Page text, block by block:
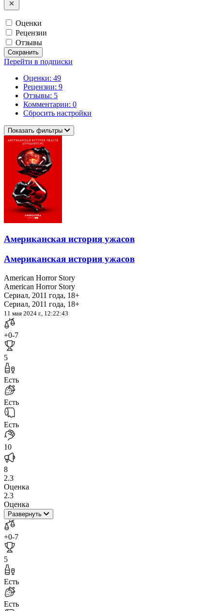
Оценки
Рецензии
Отзывы
Сохранить
Перейти в подписки
Оценки: 49
Рецензии: 9
Отзывы: 5
Комментарии: 0
Сбросить настройки
Показать фильтры
Американская история ужасов
Американская история ужасов
American Horror Story
American Horror Story
Сериал, 2011 года, 18+
Сериал, 2011 года, 18+
11 мая 2024 г., 12:22:43
+0-7
5
Есть
Есть
Есть
10
8
2.3
Оценка
2.3
Оценка
Развернуть
+0-7
5
Есть
Есть